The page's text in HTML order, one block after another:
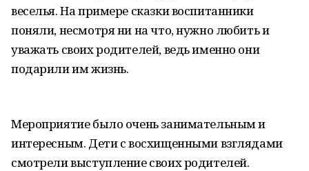
веселья. На примере сказки воспитанники
поняли, несмотря ни на что, нужно любить и
уважать своих родителей, ведь именно они
подарили им жизнь.
Мероприятие было очень занимательным и
интересным. Дети с восхищенными взглядами
смотрели выступление своих родителей.